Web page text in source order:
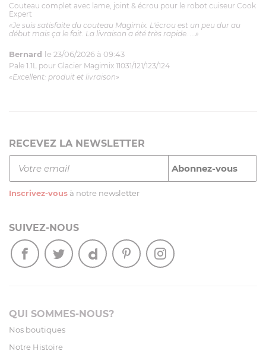
Couteau complet avec lame, joint & écrou pour le robot cuiseur Cook
Expert
«Je suis satisfaite du couteau Magimix. L'écrou est un peu dur au
début mais ça le fait. La livraison a été très rapide. ...»
Bernard le 23/06/2026 à 09:43
Pale 1.1L pour Glacier Magimix 11031/121/123/124
«Excellent: produit et livraison»
RECEVEZ LA NEWSLETTER
Inscrivez-vous à notre newsletter
SUIVEZ-NOUS
QUI SOMMES-NOUS?
Nos boutiques
Notre Histoire